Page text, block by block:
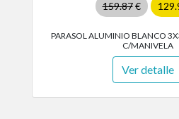
159.87€
PARASOL ALUMINIO BLANCO
C/MANIVELA
Ver detalle